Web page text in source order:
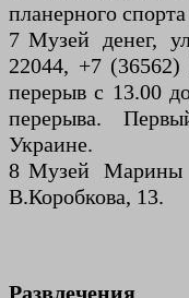
планерного
7 Музей денег,
22044, +7
перерыв с 13.00
перерыва.
Украине.
8 Музей Марины
В.Коробкова, 13.
Развлечения